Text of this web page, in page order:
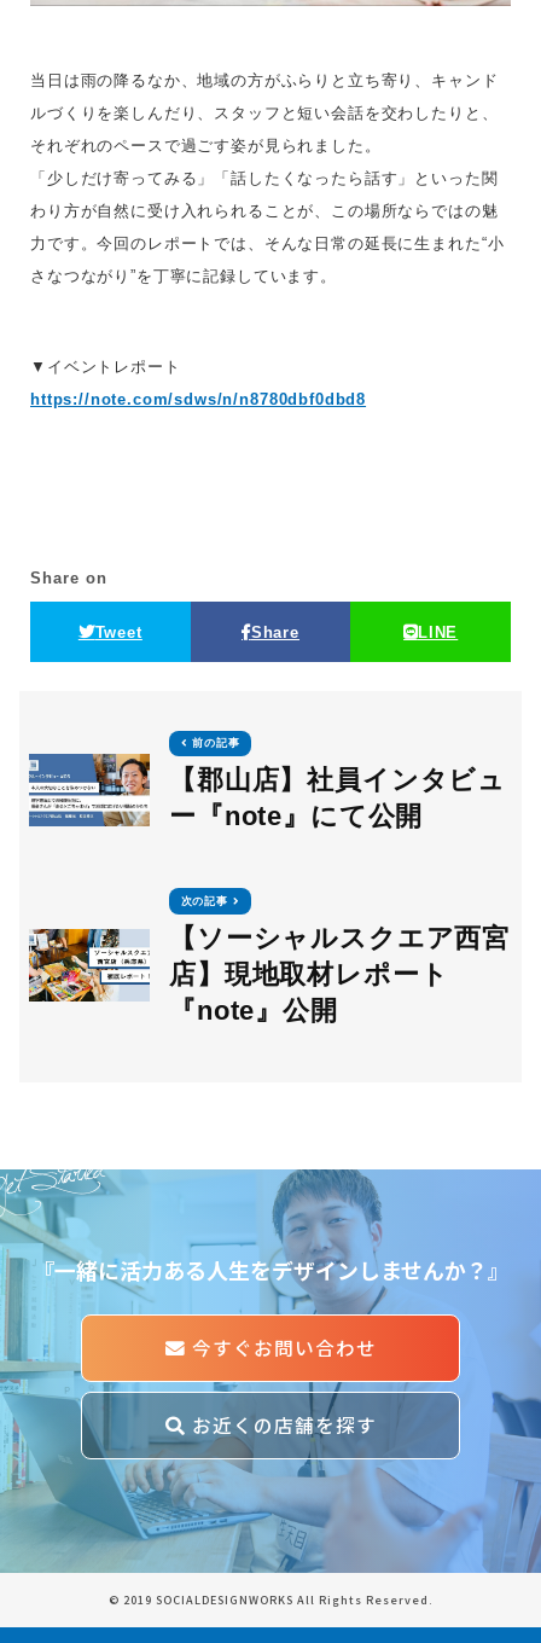
当日は雨の降るなか、地域の方がふらりと立ち寄り、キャンド
ルづくりを楽しんだり、スタッフと短い会話を交わしたりと、
それぞれのペースで過ごす姿が見られました。
「少しだけ寄ってみる」「話したくなったら話す」といった関
わり方が自然に受け入れられることが、この場所ならではの魅
力です。今回のレポートでは、そんな日常の延長に生まれた“小
さなつながり”を丁寧に記録しています。
▼イベントレポート
https://note.com/sdws/n/n8780dbf0dbd8
Share on
Tweet Share LINE
前の記事
【郡山店】社員インタビュ
ー『note』にて公開
次の記事
【ソーシャルスクエア西宮
店】現地取材レポート
『note』公開
Started
『一緒に活力ある人生をデザインしませんか？』
今すぐお問い合わせ
お近くの店舗を探す
© 2019 SOCIALDESIGNWORKS All Rights Reserved.